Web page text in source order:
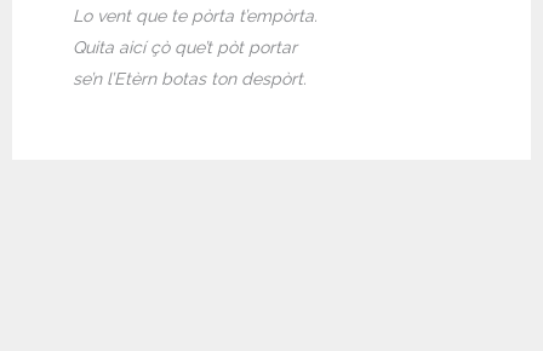
Lo vent que te pòrta t’empòrta.
Quita aicí çò que’t pòt portar
se’n l’Etèrn botas ton despòrt.